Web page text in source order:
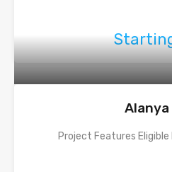
Alanya
Project Features Eligible